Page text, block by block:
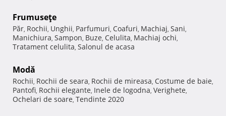
Frumuseţe
Păr, Rochii, Unghii, Parfumuri, Coafuri, Machiaj, Sani,
Manichiura, Sampon, Buze, Celulita, Machiaj ochi,
Tratament celulita, Salonul de acasa
Modă
Rochii, Rochii de seara, Rochii de mireasa, Costume de baie,
Pantofi, Rochii elegante, Inele de logodna, Verighete,
Ochelari de soare, Tendinte 2020